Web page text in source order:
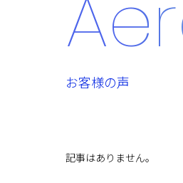
お客様の声
記事はありません。